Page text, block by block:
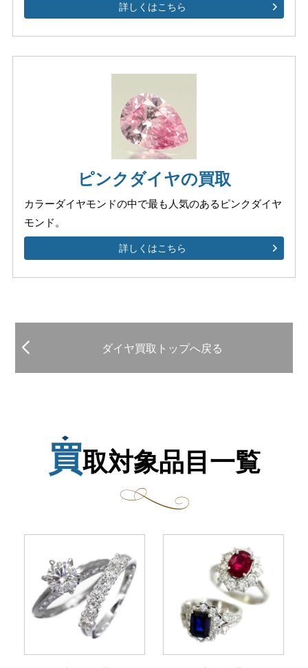
詳しくはこちら
ピンクダイヤの買取
カラーダイヤモンドの中で最も人気のあるピンクダイヤ
モンド。
詳しくはこちら
ダイヤ買取トップへ戻る
買取対象品目一覧